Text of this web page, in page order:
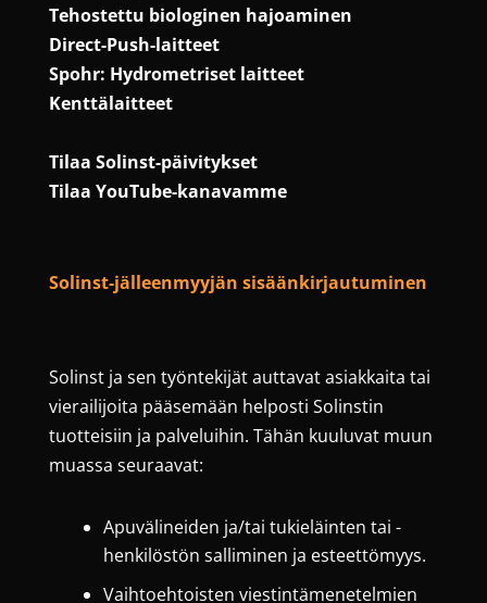
Tehostettu biologinen hajoaminen
Direct-Push-laitteet
Spohr: Hydrometriset laitteet
Kenttälaitteet
Tilaa Solinst-päivitykset
Tilaa YouTube-kanavamme
Solinst-jälleenmyyjän sisäänkirjautuminen
Solinst ja sen työntekijät auttavat asiakkaita tai
vierailijoita pääsemään helposti Solinstin
tuotteisiin ja palveluihin. Tähän kuuluvat muun
muassa seuraavat:
Apuvälineiden ja/tai tukieläinten tai -
henkilöstön salliminen ja esteettömyys.
Vaihtoehtoisten viestintämenetelmien